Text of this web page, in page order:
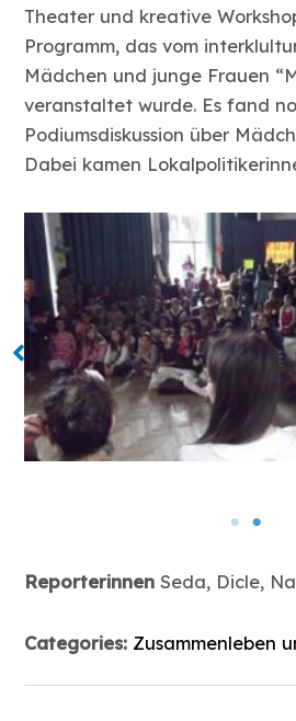
Theater und kreative
Programm, das vom
Mädchen und junge Frauen
veranstaltet wurde. Es fand
Podiumsdiskussion über
Dabei kamen
Reporterinnen Seda, Dicle,
Categories: Zusammenleben